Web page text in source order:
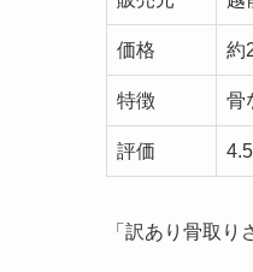
価格 約
特徴 骨
評価
「訳あり骨取り